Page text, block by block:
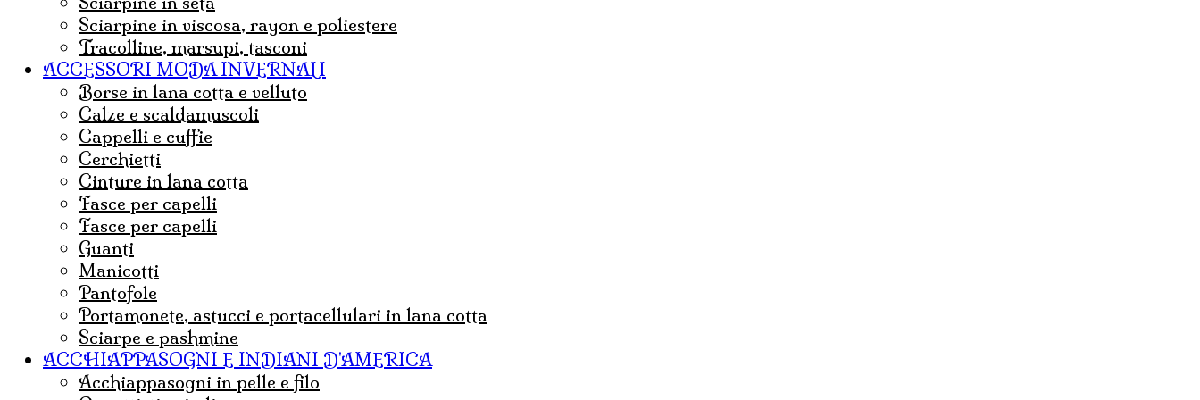
sciarpine in viscosa, rayon e poliestere
tracolline, marsupi, tasconi
ACCESSORI MODA INVERNALI
borse in lana cotta e velluto
Calze e scaldamuscoli
cappelli e cuffie
Cerchietti
cinture in lana cotta
fasce per capelli
Fasce per capelli
guanti
Manicotti
Pantofole
portamonete, astucci e portacellulari in lana cotta
sciarpe e pashmine
ACCHIAPPASOGNI E INDIANI D'AMERICA
acchiappasogni in pelle e filo